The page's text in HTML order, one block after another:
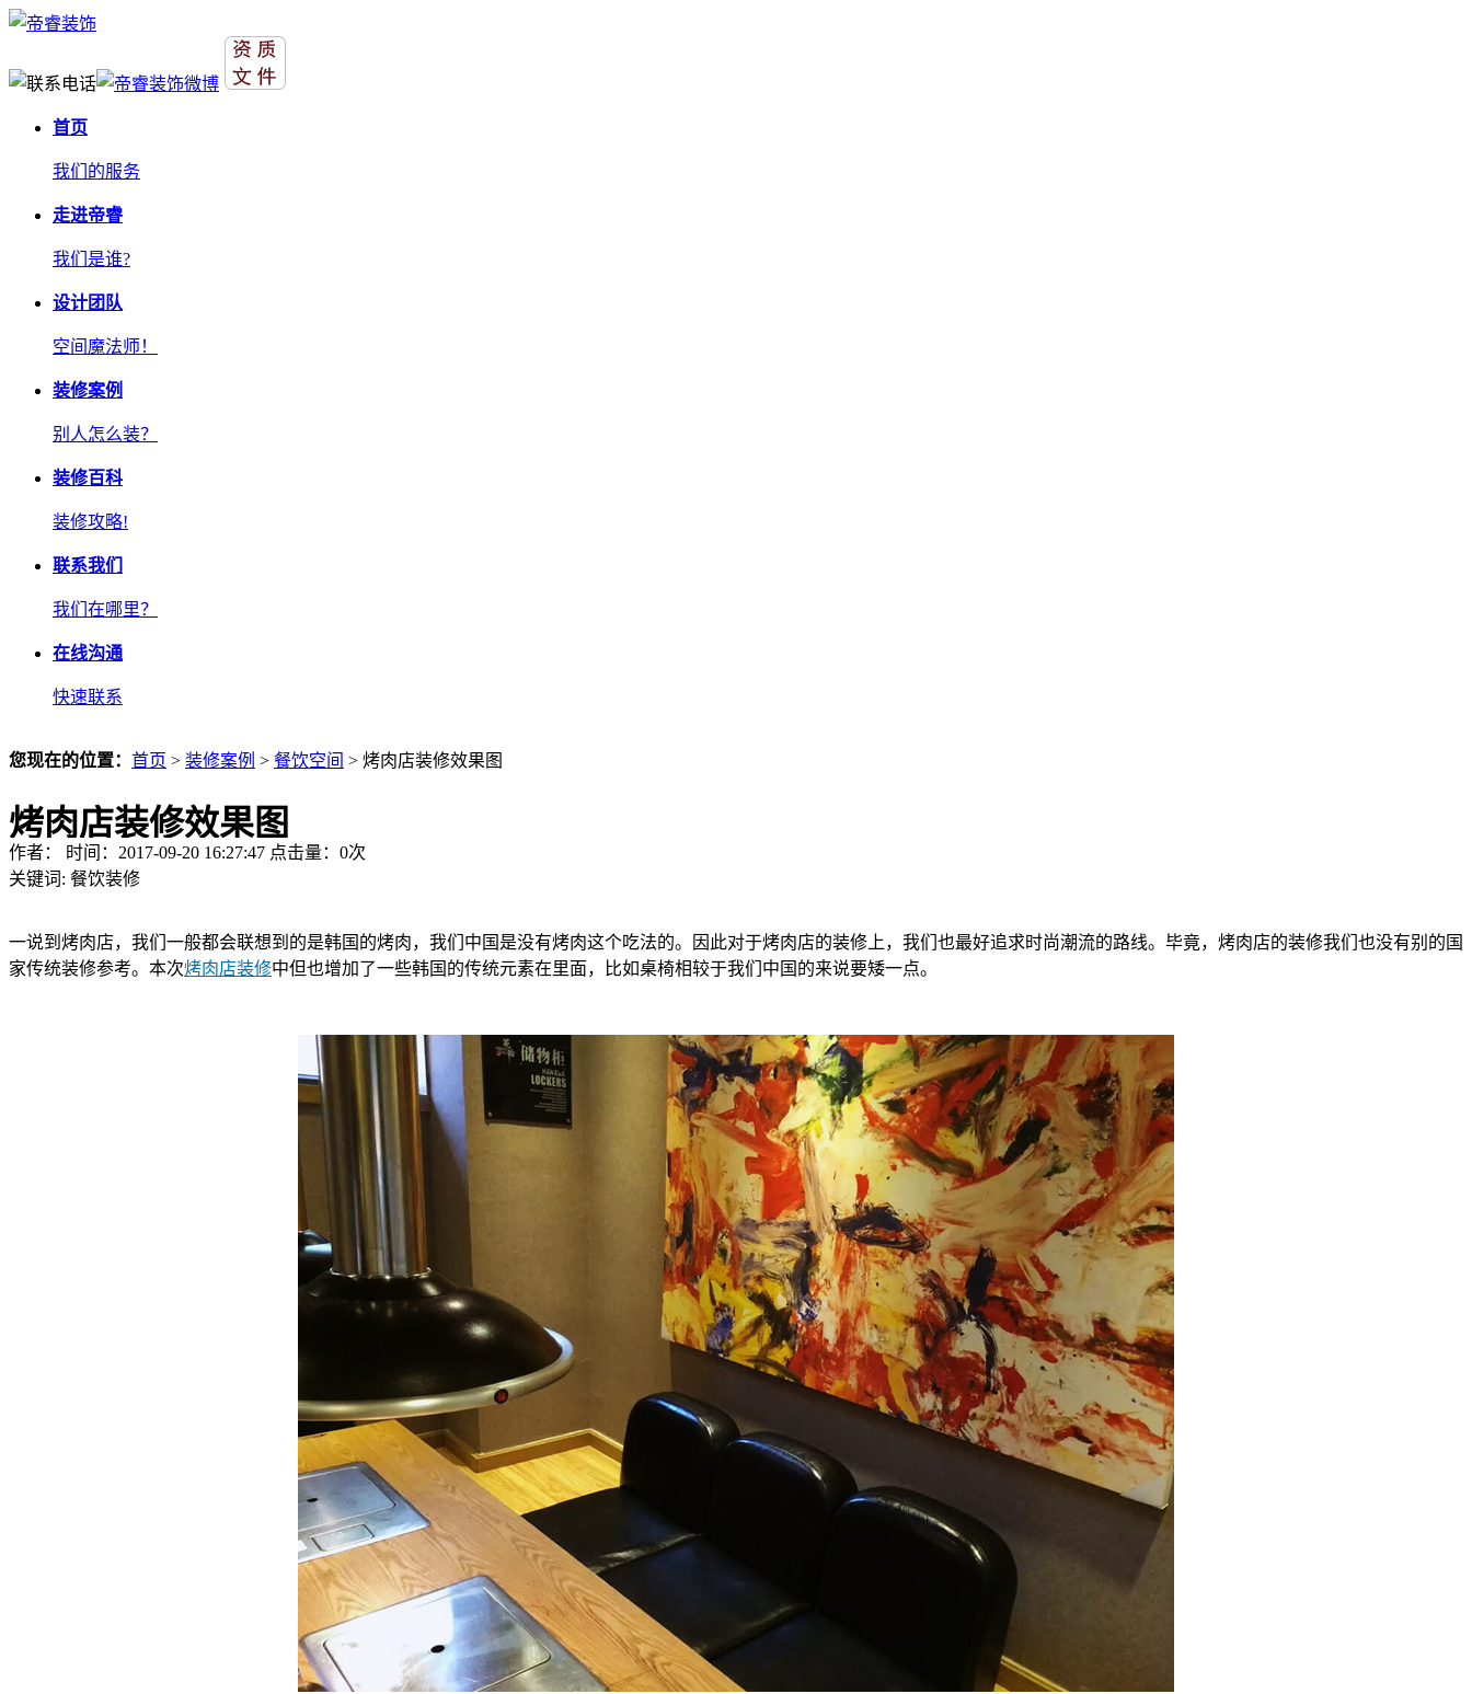
首页
我们的服务
走进帝睿
我们是谁?
设计团队
空间魔法师！
装修案例
别人怎么装？
装修百科
装修攻略!
联系我们
我们在哪里？
在线沟通
快速联系
您现在的位置： 首页 > 装修案例 > 餐饮空间 > 烤肉店装修效果图
烤肉店装修效果图
作者： 时间：2017-09-20 16:27:47 点击量： 0次
关键词: 餐饮装修
一说到 烤肉店，我们一般都会联想到的是韩国的烤肉，我们中国是没有烤肉这个吃法的。因此对于烤肉店的装修上，我们也最好追求时尚潮流的路线。毕竟，烤肉店的装修我们也没有别的国
家传统装修参考。本次烤肉店装修中但也增加了一些韩国的传统元素在里面，比如桌椅相较于我们中国的来说要矮一点。